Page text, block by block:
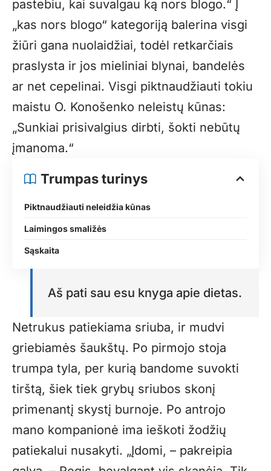
pastebiu, kai suvalgau ką nors blogo.“ Į
„kas nors blogo“ kategoriją balerina visgi
žiūri gana nuolaidžiai, todėl retkarčiais
praslysta ir jos mieliniai blynai, bandelės
ar net cepelinai. Visgi piktnaudžiauti tokiu
maistu O. Konošenko neleistų kūnas:
„Sunkiai prisivalgius dirbti, šokti nebūtų
įmanoma.“
Trumpas turinys
Piktnaudžiauti neleidžia kūnas
Laimingos smaližės
Sąskaita
Aš pati sau esu knyga apie dietas.
Netrukus patiekiama sriuba, ir mudvi
griebiamės šaukštų. Po pirmojo stoja
trumpa tyla, per kurią bandome suvokti
tirštą, šiek tiek grybų sriubos skonį
primenantį skystį burnoje. Po antrojo
mano kompanionė ima ieškoti žodžių
patiekalui nusakyti. „Įdomi, – pakreipia